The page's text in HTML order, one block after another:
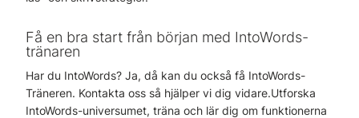
Få en bra start från början med IntoWords-
tränaren
Har du IntoWords? Ja, då kan du också få IntoWords-
Träneren. Kontakta oss så hjälper vi dig vidare.Utforska
IntoWords-universumet, träna och lär dig om funktionerna